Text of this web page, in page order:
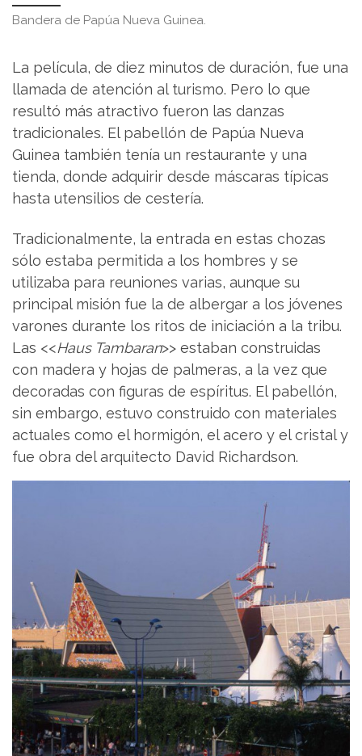
Bandera de Papúa Nueva Guinea.
La película, de diez minutos de duración, fue una
llamada de atención al turismo. Pero lo que
resultó más atractivo fueron las danzas
tradicionales. El pabellón de Papúa Nueva
Guinea también tenía un restaurante y una
tienda, donde adquirir desde máscaras típicas
hasta utensilios de cestería.
Tradicionalmente, la entrada en estas chozas
sólo estaba permitida a los hombres y se
utilizaba para reuniones varias, aunque su
principal misión fue la de albergar a los jóvenes
varones durante los ritos de iniciación a la tribu.
Las <<Haus Tambaran>> estaban construidas
con madera y hojas de palmeras, a la vez que
decoradas con figuras de espíritus. El pabellón,
sin embargo, estuvo construido con materiales
actuales como el hormigón, el acero y el cristal y
fue obra del arquitecto David Richardson.